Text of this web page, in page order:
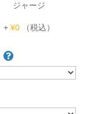
ジャージ
+ ¥0 （税込）